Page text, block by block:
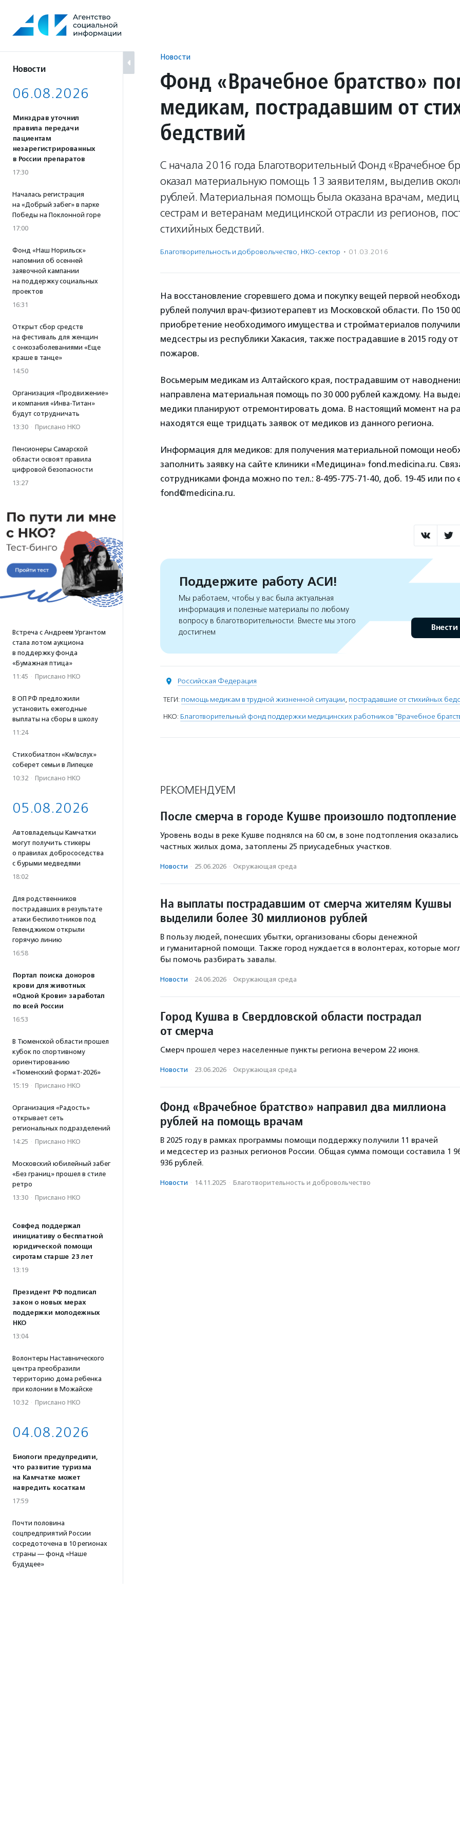
содержанию
Новости
06.08.2026
Минздрав уточнил
правила передачи
пациентам
незарегистрированных
в России препаратов
17:30
Началась регистрация
на «Добрый забег» в парке
Победы на Поклонной горе
17:00
Фонд «Наш Норильск»
напомнил об осенней
заявочной кампании
на поддержку социальных
проектов
16:31
Открыт сбор средств
на фестиваль для женщин
с онкозаболеваниями «Еще
краше в танце»
14:50
Организация «Продвижение»
и компания «Инва-Титан»
будут сотрудничать
13:30 · Прислано НКО
Пенсионеры Самарской
области освоят правила
цифровой безопасности
13:27
Встреча с Андреем Ургантом
стала лотом аукциона
в поддержку фонда
«Бумажная птица»
11:45 · Прислано НКО
В ОП РФ предложили
установить ежегодные
выплаты на сборы в школу
11:24
Стихобиатлон «Км/вслух»
соберет семьи в Липецке
10:32 · Прислано НКО
05.08.2026
Автовладельцы Камчатки
могут получить стикеры
о правилах добрососедства
с бурыми медведями
18:02
Для родственников
пострадавших в результате
атаки беспилотников под
Геленджиком открыли
горячую линию
16:58
Портал поиска доноров
крови для животных
«Одной Крови» заработал
по всей России
16:53
В Тюменской области прошел
кубок по спортивному
ориентированию
«Тюменский формат-2026»
15:19 · Прислано НКО
Организация «Радость»
открывает сеть
региональных подразделений
14:25 · Прислано НКО
Московский юбилейный забег
«Без границ» прошел в стиле
ретро
13:30 · Прислано НКО
Совфед поддержал
инициативу о бесплатной
юридической помощи
сиротам старше 23 лет
13:19
Президент РФ подписал
закон о новых мерах
поддержки молодежных
НКО
13:04
Волонтеры Наставнического
центра преобразили
территорию дома ребенка
при колонии в Можайске
10:32 · Прислано НКО
04.08.2026
Биологи предупредили,
что развитие туризма
на Камчатке может
навредить косаткам
17:59
Почти половина
соцпредприятий России
сосредоточена в 10 регионах
страны — фонд «Наше
будущее»
Новости
Фонд «Врачебное братство»
медикам, пострадавшим от
бедствий
С начала 2016 года Благотворительный Фонд «Врачебное
оказал материальную помощь 13 заявителям, выделив
рублей. Материальная помощь была оказана врачам,
сестрам и ветеранам медицинской отрасли из регионов,
стихийных бедствий.
Благотвори­тель­ность и доброволь­чест­во, НКО-сектор · 01.03.2016
На восстановление сгоревшего дома и покупку вещей первой
рублей получил врач-физиотерапевт из Московской области. По 150
приобретение необходимого имущества и стройматериалов
медсестры из республики Хакасия, также пострадавшие в 2015 году
пожаров.
Восьмерым медикам из Алтайского края, пострадавшим от
направлена материальная помощь по 30 000 рублей каждому. На
медики планируют отремонтировать дома. В настоящий момент на
находятся еще тридцать заявок от медиков из данного региона.
Информация для медиков: для получения материальной помощи
заполнить заявку на сайте клиники «Медицина» fond.medicina.ru.
сотрудниками фонда можно по тел.: 8-495-775-71-40, доб. 19-45 или по
fond@medicina.ru.
Поддержите работу АСИ!
Мы работаем, чтобы у вас была актуальная
информация и полезные материалы по любому
вопросу в благотворительности. Вместе мы этого
достигнем
Внести
Российская Федерация
ТЕГИ: помощь медикам в трудной жизненной ситуации, пострадавшие от стихийных
НКО: Благотворительный фонд поддержки медицинских работников "Врачебное
РЕКОМЕНДУЕМ
После смерча в городе Кушве произошло подтопление
Уровень воды в реке Кушве поднялся на 60 см, в зоне подтопления оказались
частных жилых дома, затоплены 25 приусадебных участков.
Новости · 25.06.2026 · Окружающая среда
На выплаты пострадавшим от смерча жителям Кушвы
выделили более 30 миллионов рублей
В пользу людей, понесших убытки, организованы сборы денежной
и гуманитарной помощи. Также город нуждается в волонтерах, которые
бы помочь разбирать завалы.
Новости · 24.06.2026 · Окружающая среда
Город Кушва в Свердловской области пострадал
от смерча
Смерч прошел через населенные пункты региона вечером 22 июня.
Новости · 23.06.2026 · Окружающая среда
Фонд «Врачебное братство» направил два миллиона
рублей на помощь врачам
В 2025 году в рамках программы помощи поддержку получили 11 врачей
и медсестер из разных регионов России. Общая сумма помощи составила 1
936 рублей.
Новости · 14.11.2025 · Благотвори­тель­ность и доброволь­чест­во